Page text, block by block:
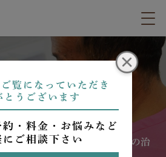
覧になっていただき
とうございます
・料金・お悩みなど
にご相談下さい
因にあったオーダーメイドの治